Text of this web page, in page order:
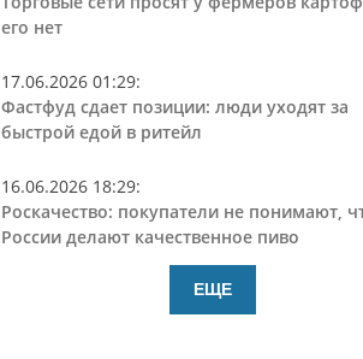
его нет
17.06.2026 01:29:
Фастфуд сдает позиции: люди уходят за
быстрой едой в ритейл
16.06.2026 18:29:
Роскачество: покупатели не понимают,
России делают качественное пиво
ЕЩЕ